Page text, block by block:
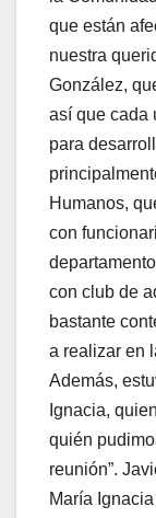
que están
nuestra
González,
así que cada
para
Humanos,
con
con club de
bastante
a realizar en
Además,
Ignacia,
quién
reunión”.
María